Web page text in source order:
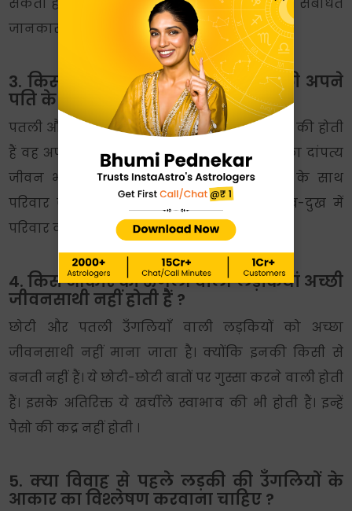
जानकारी भी जुटाई जा सकती है।
3. किस आकार की उँगलियों वाली लड़की अपने
पति के लिए भाग्यशाली होती है ?
पतली और बराबर पोरों वाली उँगलियाँ जिस लड़की की होती
हैं वह अपने पति के लिए भाग्यशाली होती है। उसका दांपत्य
जीवन भी सुखमय होता है। ऐसी लड़कियां पति के साथ
परिवार जनों का भी ख्याल रखती हैं। ये हर सुख-दुख में
परिवार वालों के साथ खड़ी रहती हैं।
4. किस आकार की ऊँगली वाली लड़कियां अच्छी
जीवनसाथी नहीं होती हैं ?
छोटी और पतली उँगलियाँ वाली लड़कियों को अच्छा
जीवनसाथी नहीं माना जाता है। क्योंकि इनकी किसी से
बनती नहीं हैं। ये छोटी-छोटी बातों पर गुस्सा करने वाली होती
हैं। इसके अतिरिक्त ये खर्चीले स्वाभाव की भी होती हैं। इन्हें
पैसो की कद्र नहीं होती ।
5. क्या विवाह से पहले लड़की की उँगलियों के
आकार का विश्लेषण करवाना चाहिए ?